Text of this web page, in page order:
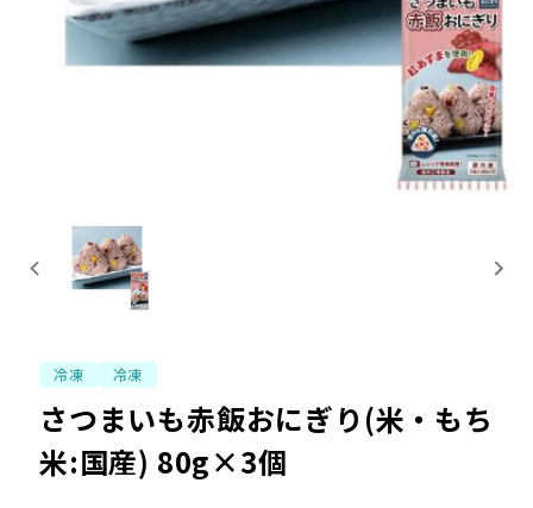
さつまいも赤飯おにぎり(米・もち
米:国産) 80g×3個
冷凍 冷凍